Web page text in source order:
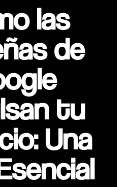
las
de
tu
Una